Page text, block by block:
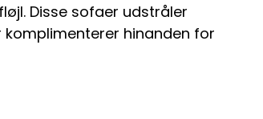
Disse sofaer udstråler
hinanden for